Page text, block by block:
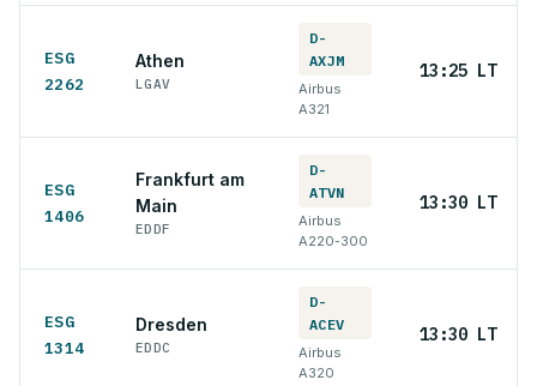
ESG
2262
Athen
LGAV
D-
AXJM
Airbus
A321
13:25 LT
ESG
1406
Frankfurt am
Main
EDDF
D-
ATVN
Airbus
A220-300
13:30 LT
ESG
1314
Dresden
EDDC
D-
ACEV
Airbus
A320
13:30 LT